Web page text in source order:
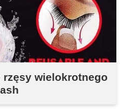
rzęsy wielokrotnego